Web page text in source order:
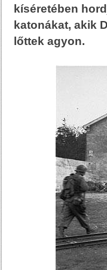
kíséretében
katonákat, akik
lőttek agyon.